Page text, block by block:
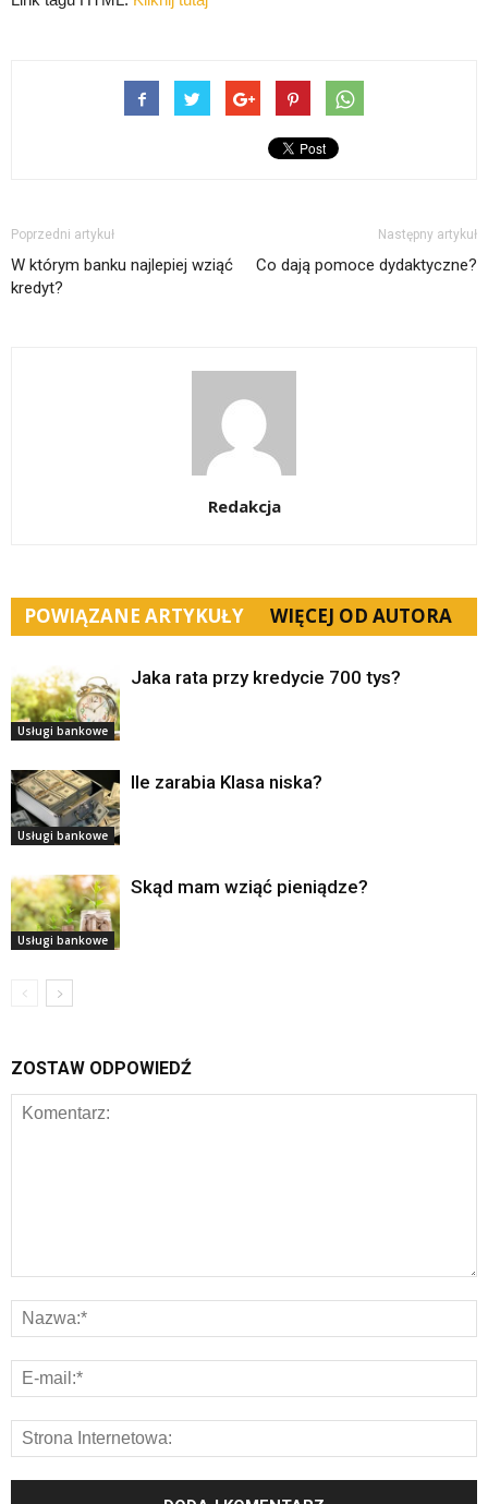
Poprzedni artykuł
W którym banku najlepiej wziąć
kredyt?
Następny artykuł
Co dają pomoce dydaktyczne?
Redakcja
POWIĄZANE ARTYKUŁY WIĘCEJ OD AUTORA
Usługi bankowe
Jaka rata przy kredycie 700 tys?
Usługi bankowe
Ile zarabia Klasa niska?
Usługi bankowe
Skąd mam wziąć pieniądze?
ZOSTAW ODPOWIEDŹ